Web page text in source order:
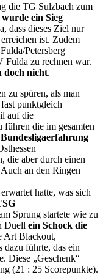
die TG Sulzbach zum
ein Sieg
dass dieses Ziel nur
ist. Zudem
Petersberg
zu rechnen war.
doch nicht.
zu spüren, als man
punktgleich
auf die
führen die im gesamten
die aber durch einen
an den Ringen
hatte, was sich
Sprung startete wie zu
Duell ein Schock die
Art Blackout,
dazu führte, das ein
Diese „Geschenk“
(21 : 25 Scorepunkte).